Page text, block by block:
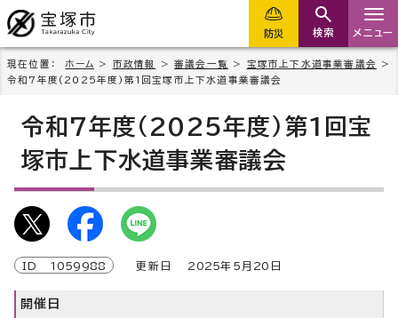
防災 検索 メニュー
現在位置： ホーム > 市政情報 >審議会一覧 > 宝塚市上下水道事業審議会
>
令和7年度(2025年度)第1回宝塚市上下水道事業審議会
令和7年度(2025年度)第1回宝
塚市上下水道事業審議会
ID 1059988 更新日 2025年5月 20 日
開催日